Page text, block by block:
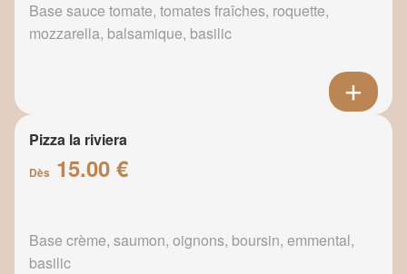
Base sauce tomate, tomates fraîches, roquette,
mozzarella, balsamique, basilic
Pizza la riviera
Dès 15.00 €
Base crème, saumon, oignons, boursin, emmental,
basilic